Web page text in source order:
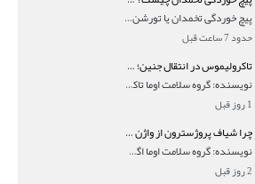
پیچ خوردگی تخمدان یا تورشن تخمدان زمانی رخ می‌ده
حدود 7 ساعت قبل
تاکرولیموس در انتقال جنین؛ آیا شانس لانه‌گزینی را افزایش می‌دهد؟
نویسنده: گروه سلامت اوما تاکرولیموس در انتقال جنین
1 روز قبل
چرا شیاف پروژسترون از واژن بیرون می‌ریزد؟ میزان جذب و زمان صحیح مصرف
نویسنده: گروه سلامت اوما اگر بعد از گذاشتن شیاف پر
2 روز قبل